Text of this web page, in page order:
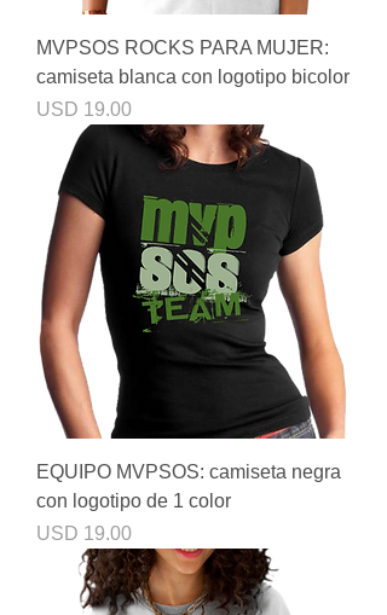
MVPSOS ROCKS PARA MUJER:
camiseta blanca con logotipo bicolor
Precio
USD 19.00
EQUIPO MVPSOS: camiseta negra
con logotipo de 1 color
Precio
USD 19.00